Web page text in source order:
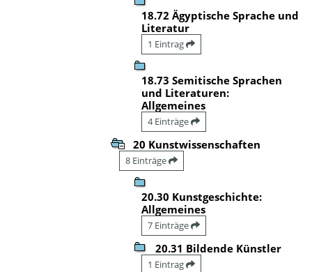
18.72 Ägyptische Sprache und
Literatur
1 Eintrag
18.73 Semitische Sprachen
und Literaturen:
Allgemeines
4 Einträge
20 Kunstwissenschaften
8 Einträge
20.30 Kunstgeschichte:
Allgemeines
7 Einträge
20.31 Bildende Künstler
1 Eintrag